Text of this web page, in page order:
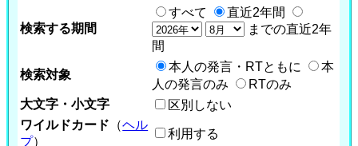
検索する期間
すべて
直近2年間
までの直近2年
間
検索対象
本人の発言・RTともに
本
人の発言のみ
RTのみ
大文字・小文字
区別しない
ワイルドカード （ヘル
プ）
利用する